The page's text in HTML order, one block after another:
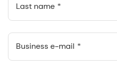
Last name
Business e-mail